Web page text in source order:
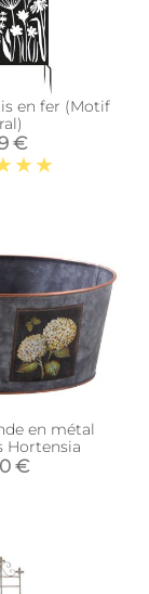
en fer (Motif
€
en métal
Hortensia
€